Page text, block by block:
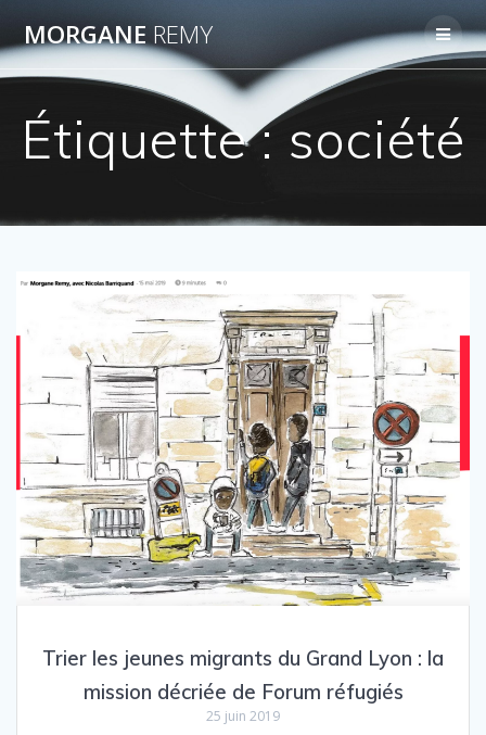
contenu
MORGANE REMY
Étiquette :société
Trier les jeunes migrants du Grand Lyon : la
mission décriée de Forum réfugiés
25 juin 2019